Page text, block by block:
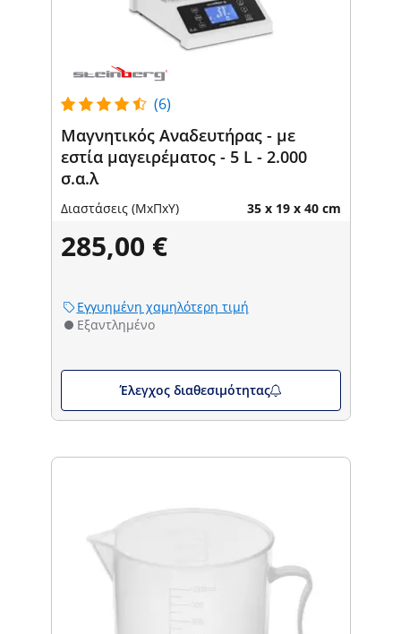
(6)
Μαγνητικός Αναδευτήρας - με
εστία μαγειρέματος - 5 L - 2.000
σ.α.λ
Διαστάσεις (ΜxΠxΥ) 35 x 19 x 40 cm
285,00 €
Εγγυημένη χαμηλότερη τιμή
Εξαντλημένο
Έλεγχος διαθεσιμότητας